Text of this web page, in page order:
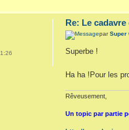
Re: Le
parSuper
Superbe !
Ha ha !Pour les
Rêveusement,
Un topic par partie